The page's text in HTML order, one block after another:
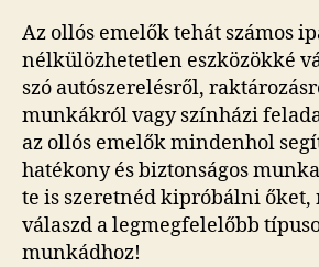
Az ollós emelők tehát számos
nélkülözhetetlen eszközökké
szó autószerelésről,
munkákról vagy színházi
az ollós emelők mindenhol
hatékony és biztonságos
te is szeretnéd kipróbálni őket,
válaszd a legmegfelelőbb
munkádhoz!